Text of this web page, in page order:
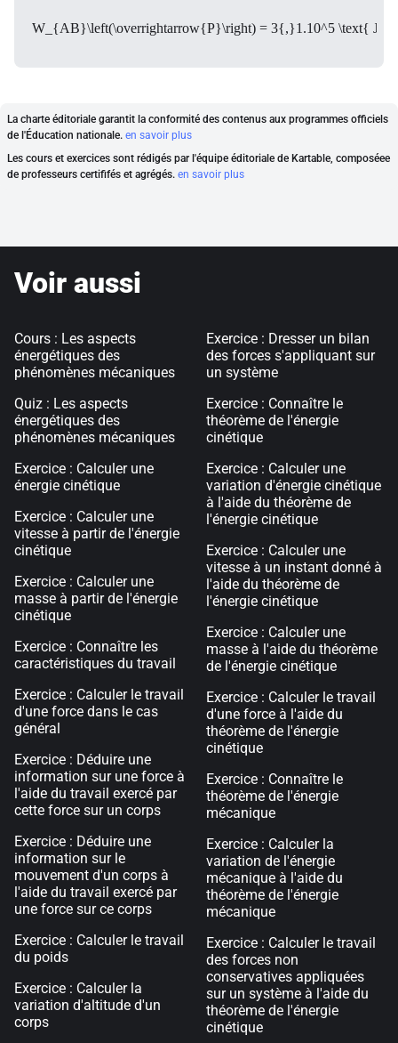
W_{AB}\left(\overrightarrow{P}\right) = 3{,}1.10^5 \text{ J}
La charte éditoriale garantit la conformité des contenus aux programmes officiels
de l'Éducation nationale. en savoir plus
Les cours et exercices sont rédigés par l'équipe éditoriale de Kartable, composéee
de professeurs certififés et agrégés. en savoir plus
Voir aussi
Cours : Les aspects
énergétiques des
phénomènes mécaniques
Quiz : Les aspects
énergétiques des
phénomènes mécaniques
Exercice : Calculer une
énergie cinétique
Exercice : Calculer une
vitesse à partir de l'énergie
cinétique
Exercice : Calculer une
masse à partir de l'énergie
cinétique
Exercice : Connaître les
caractéristiques du travail
Exercice : Calculer le travail
d'une force dans le cas
général
Exercice : Déduire une
information sur une force à
l'aide du travail exercé par
cette force sur un corps
Exercice : Déduire une
information sur le
mouvement d'un corps à
l'aide du travail exercé par
une force sur ce corps
Exercice : Calculer le travail
du poids
Exercice : Calculer la
variation d'altitude d'un
corps
Exercice : Dresser un bilan
des forces s'appliquant sur
un système
Exercice : Connaître le
théorème de l'énergie
cinétique
Exercice : Calculer une
variation d'énergie cinétique
à l'aide du théorème de
l'énergie cinétique
Exercice : Calculer une
vitesse à un instant donné à
l'aide du théorème de
l'énergie cinétique
Exercice : Calculer une
masse à l'aide du théorème
de l'énergie cinétique
Exercice : Calculer le travail
d'une force à l'aide du
théorème de l'énergie
cinétique
Exercice : Connaître le
théorème de l'énergie
mécanique
Exercice : Calculer la
variation de l'énergie
mécanique à l'aide du
théorème de l'énergie
mécanique
Exercice : Calculer le travail
des forces non
conservatives appliquées
sur un système à l'aide du
théorème de l'énergie
cinétique